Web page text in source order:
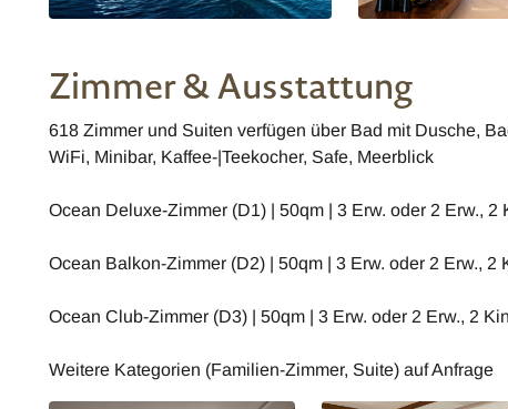
Zimmer & Ausstattung
618 Zimmer und Suiten verfügen über Bad mit Dusche,
WiFi, Minibar, Kaffee-|Teekocher, Safe, Meerblick
Ocean Deluxe-Zimmer (D1) | 50qm | 3 Erw. oder 2 Erw., 2
Ocean Balkon-Zimmer (D2) | 50qm | 3 Erw. oder 2 Erw., 2
Ocean Club-Zimmer (D3) | 50qm | 3 Erw. oder 2 Erw., 2
Weitere Kategorien (Familien-Zimmer, Suite) auf Anfrage